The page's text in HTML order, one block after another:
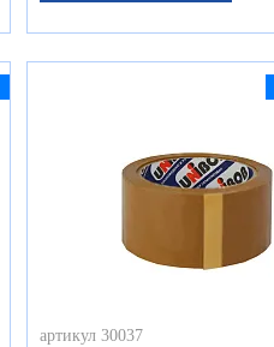
артикул 30037